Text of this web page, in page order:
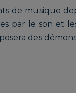
HANG’ART |
de musique
par le son et
des